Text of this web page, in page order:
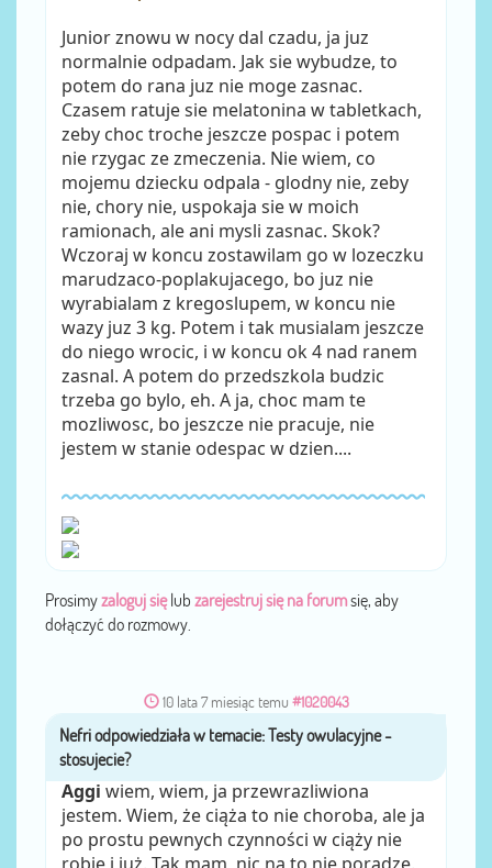
Junior znowu w nocy dal czadu, ja juz
normalnie odpadam. Jak sie wybudze, to
potem do rana juz nie moge zasnac.
Czasem ratuje sie melatonina w tabletkach,
zeby choc troche jeszcze pospac i potem
nie rzygac ze zmeczenia. Nie wiem, co
mojemu dziecku odpala - glodny nie, zeby
nie, chory nie, uspokaja sie w moich
ramionach, ale ani mysli zasnac. Skok?
Wczoraj w koncu zostawilam go w lozeczku
marudzaco-poplakujacego, bo juz nie
wyrabialam z kregoslupem, w koncu nie
wazy juz 3 kg. Potem i tak musialam jeszcze
do niego wrocic, i w koncu ok 4 nad ranem
zasnal. A potem do przedszkola budzic
trzeba go bylo, eh. A ja, choc mam te
mozliwosc, bo jeszcze nie pracuje, nie
jestem w stanie odespac w dzien....
Prosimyzaloguj sięlub zarejestruj się na forumsię, aby
dołączyć do rozmowy.
10 lata 7 miesiąc temu #1020043
przezNefri
Aggi wiem, wiem, ja przewrazliwiona
jestem. Wiem, że ciąża to nie choroba, ale ja
po prostu pewnych czynności w ciąży nie
robię i już. Tak mam, nic na to nie poradze.